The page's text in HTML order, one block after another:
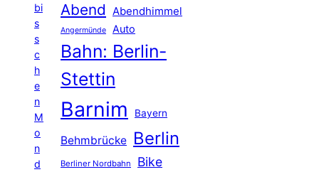
bi
s
s
c
h
e
n
M
o
n
d
Abend Abendhimmel
Angermünde Auto
Bahn: Berlin-
Stettin
Barnim Bayern
Behmbrücke Berlin
Berliner Nordbahn Bike